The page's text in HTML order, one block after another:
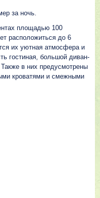
за ночь.
площадью 100
расположиться до 6
их уютная атмосфера и
гостиная, большой диван-
в них предусмотрены
кроватями и смежными